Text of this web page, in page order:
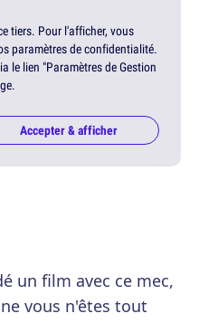
tiers. Pour l'afficher, vous
paramètres de confidentialité.
le lien "Paramètres de Gestion
Accepter & afficher
un film avec ce mec,
vous n'êtes tout